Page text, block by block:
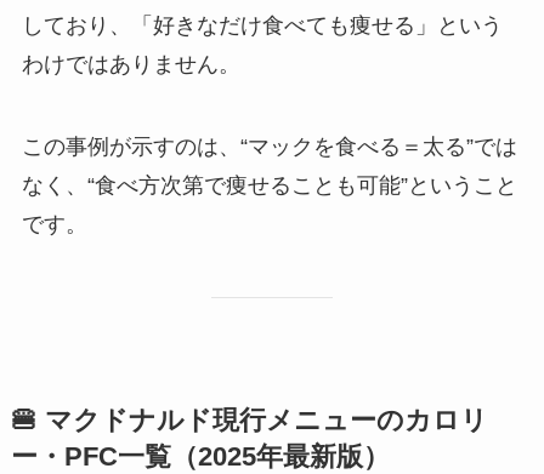
しており、「好きなだけ食べても痩せる」という
わけではありません。
この事例が示すのは、“マックを食べる＝太る”では
なく、“食べ方次第で痩せることも可能”ということ
です。
🍔 マクドナルド現行メニューのカロリ
ー・PFC一覧（2025年最新版）